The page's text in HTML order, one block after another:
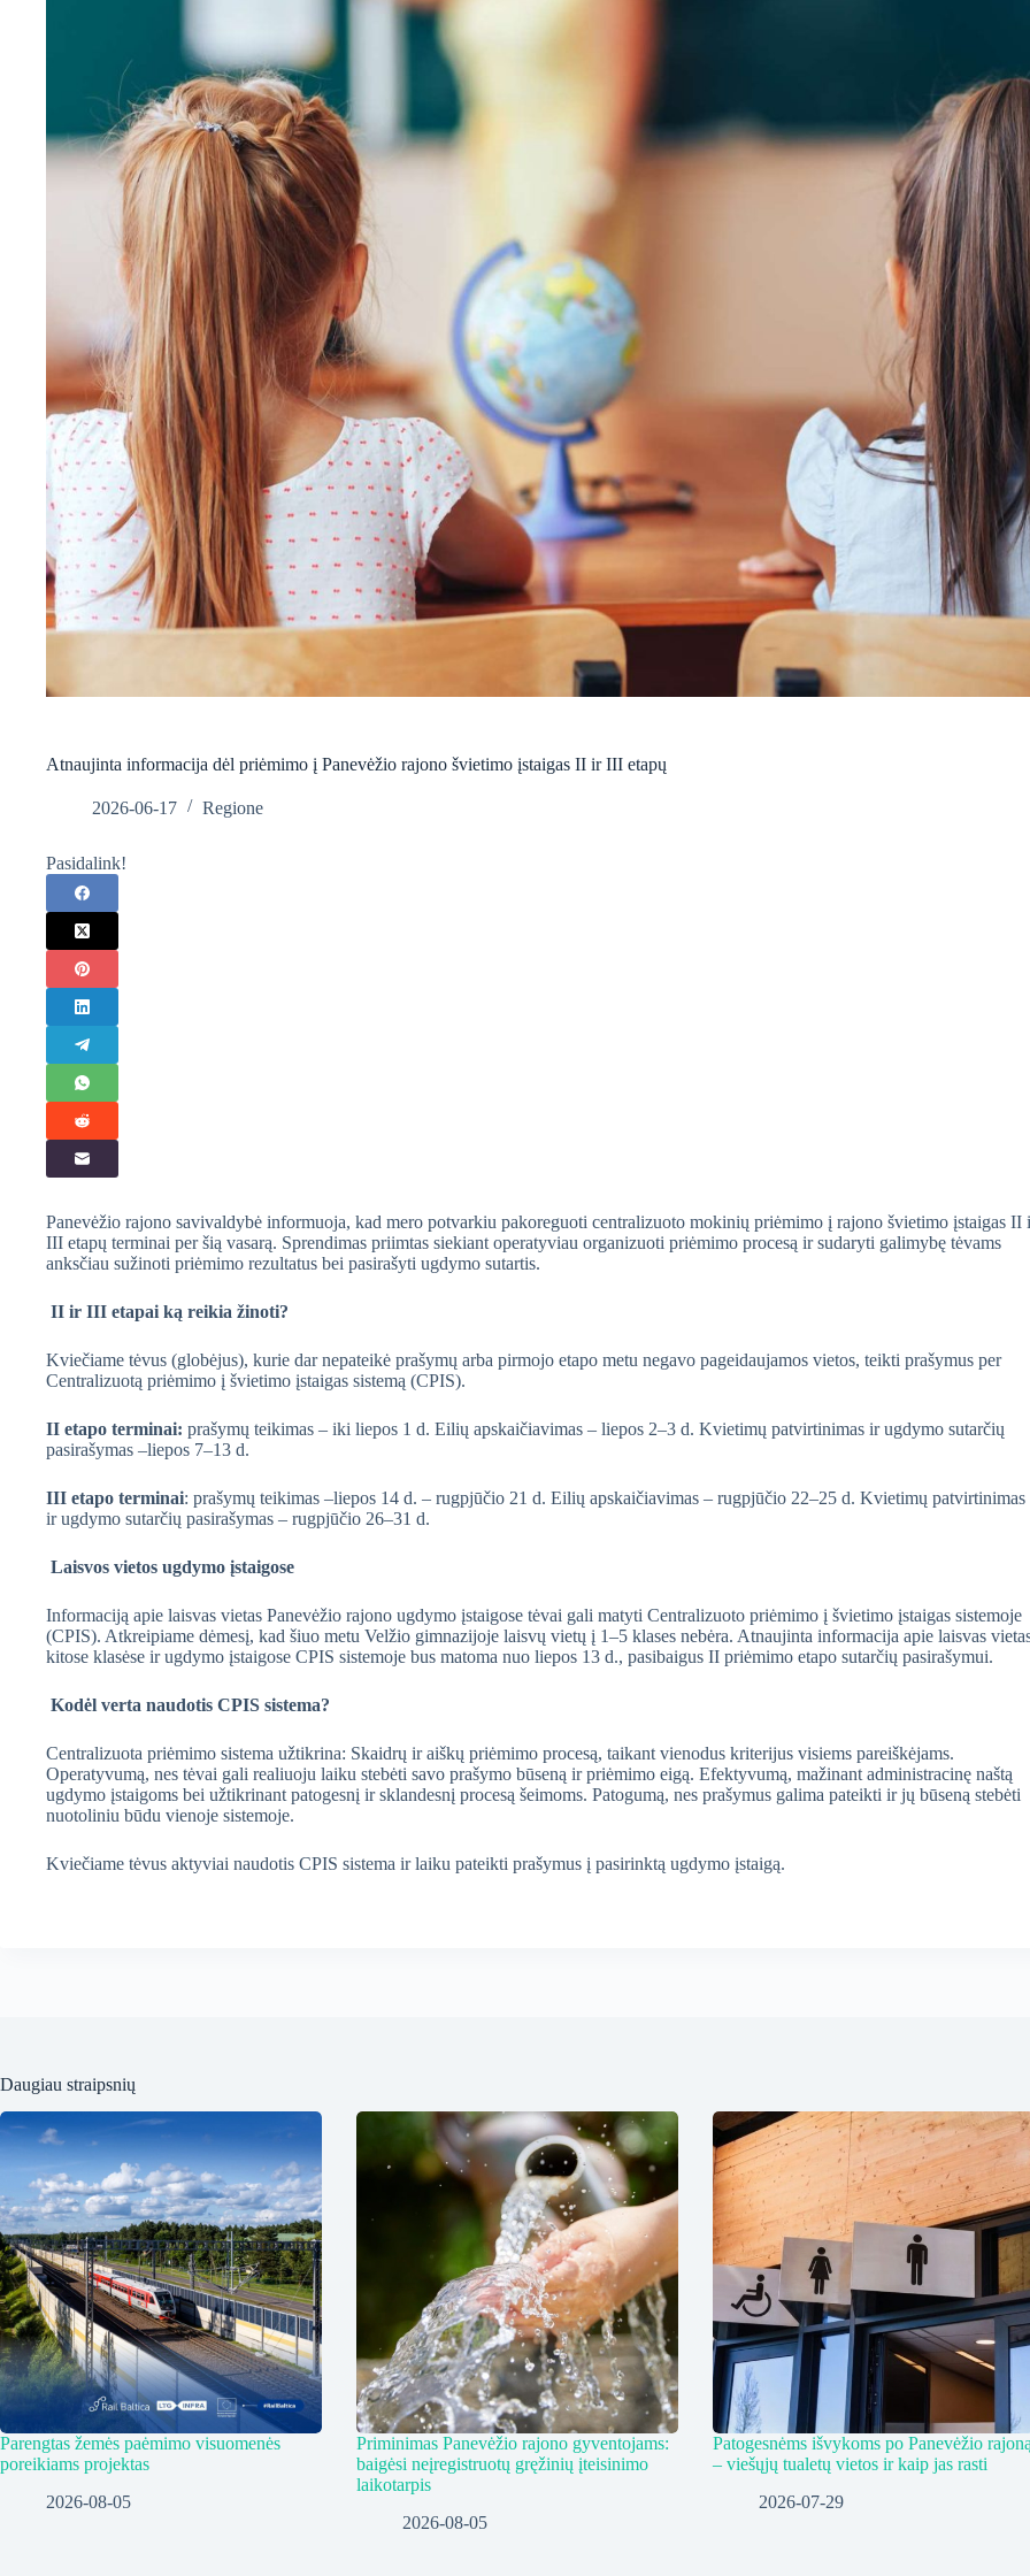
Atnaujinta informacija dėl priėmimo į Panevėžio rajono švietimo įstaigas II ir III etapų
2026-06-17 Regione
Pasidalink!
Panevėžio rajono savivaldybė informuoja, kad mero potvarkiu pakoreguoti centralizuoto mokinių priėmimo į rajono švietimo įstaigas II
III etapų terminai per šią vasarą. Sprendimas priimtas siekiant operatyviau organizuoti priėmimo procesą ir sudaryti galimybę tėvams
anksčiau sužinoti priėmimo rezultatus bei pasirašyti ugdymo sutartis.
II ir III etapai ką reikia žinoti?
Kviečiame tėvus (globėjus), kurie dar nepateikė prašymų arba pirmojo etapo metu negavo pageidaujamos vietos, teikti prašymus per
Centralizuotą priėmimo į švietimo įstaigas sistemą (CPIS).
II etapo terminai: prašymų teikimas – iki liepos 1 d. Eilių apskaičiavimas – liepos 2–3 d. Kvietimų patvirtinimas ir ugdymo sutarčių
pasirašymas –liepos 7–13 d.
III etapo terminai: prašymų teikimas –liepos 14 d. – rugpjūčio 21 d. Eilių apskaičiavimas – rugpjūčio 22–25 d. Kvietimų patvirtinimas
ir ugdymo sutarčių pasirašymas – rugpjūčio 26–31 d.
Laisvos vietos ugdymo įstaigose
Informaciją apie laisvas vietas Panevėžio rajono ugdymo įstaigose tėvai gali matyti Centralizuoto priėmimo į švietimo įstaigas sistemoje
(CPIS). Atkreipiame dėmesį, kad šiuo metu Velžio gimnazijoje laisvų vietų į 1–5 klases nebėra. Atnaujinta informacija apie laisvas
kitose klasėse ir ugdymo įstaigose CPIS sistemoje bus matoma nuo liepos 13 d., pasibaigus II priėmimo etapo sutarčių pasirašymui.
Kodėl verta naudotis CPIS sistema?
Centralizuota priėmimo sistema užtikrina: Skaidrų ir aiškų priėmimo procesą, taikant vienodus kriterijus visiems pareiškėjams.
Operatyvumą, nes tėvai gali realiuoju laiku stebėti savo prašymo būseną ir priėmimo eigą. Efektyvumą, mažinant administracinę naštą
ugdymo įstaigoms bei užtikrinant patogesnį ir sklandesnį procesą šeimoms. Patogumą, nes prašymus galima pateikti ir jų būseną stebėti
nuotoliniu būdu vienoje sistemoje.
Kviečiame tėvus aktyviai naudotis CPIS sistema ir laiku pateikti prašymus į pasirinktą ugdymo įstaigą.
Daugiau straipsnių
Parengtas žemės paėmimo visuomenės
poreikiams projektas
2026-08-05
Priminimas Panevėžio rajono gyventojams:
baigėsi neįregistruotų gręžinių įteisinimo
laikotarpis
2026-08-05
Patogesnėms išvykoms po Panevėžio
– viešųjų tualetų vietos ir kaip jas rasti
2026-07-29